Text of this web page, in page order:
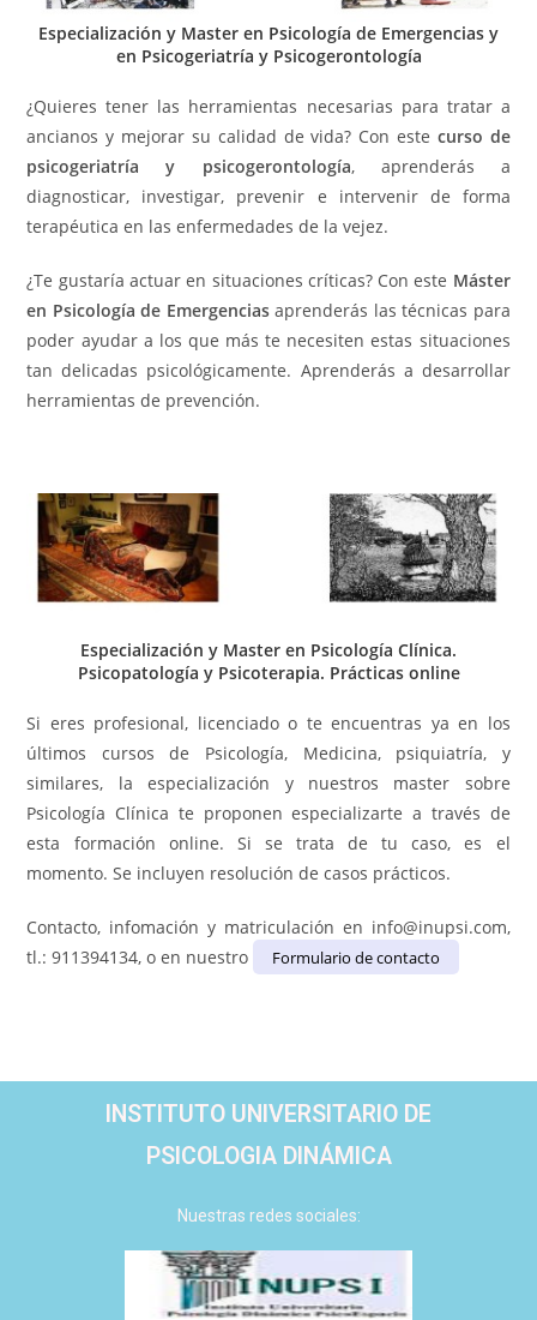
Especialización y Master en Psicología de Emergencias y
en Psicogeriatría y Psicogerontología
¿Quieres tener las herramientas necesarias para tratar a
ancianos y mejorar su calidad de vida? Con este curso de
psicogeriatría y psicogerontología, aprenderás a
diagnosticar, investigar, prevenir e intervenir de forma
terapéutica en las enfermedades de la vejez.
¿Te gustaría actuar en situaciones críticas? Con este Máster
en Psicología de Emergenciasaprenderás las técnicas para
poder ayudar a los que más te necesiten estas situaciones
tan delicadas psicológicamente. Aprenderás a desarrollar
herramientas de prevención.
Especialización y Master en Psicología Clínica.
Psicopatología y Psicoterapia. Prácticas online
Si eres profesional, licenciado o te encuentras ya en los
últimos cursos de Psicología, Medicina, psiquiatría, y
similares, la especialización y nuestros master sobre
Psicología Clínica te proponen especializarte a través de
esta formación online. Si se trata de tu caso, es el
momento. Se incluyen resolución de casos prácticos.
Contacto, infomación y matriculación en info@inupsi.com,
tl.: 911394134, o en nuestro
Formulario de contacto
INSTITUTO UNIVERSITARIO DE
PSICOLOGIA DINÁMICA
Nuestras redes sociales: